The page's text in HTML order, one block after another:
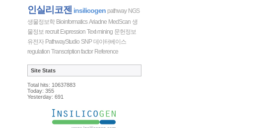
인실리코젠 insilicogen pathway NGS
생물정보학 Bioinformatics Ariadne MedScan 생
물정보 recruit Expression Text-mining 문헌정보
유전자 PathwayStudio SNP 데이터베이스
regulation Transcription factor Reference
Site Stats
Total hits: 10637883
Today: 355
Yesterday: 691